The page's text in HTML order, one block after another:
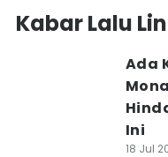
Kabar Lalu
Ada
Ini
18 Jul